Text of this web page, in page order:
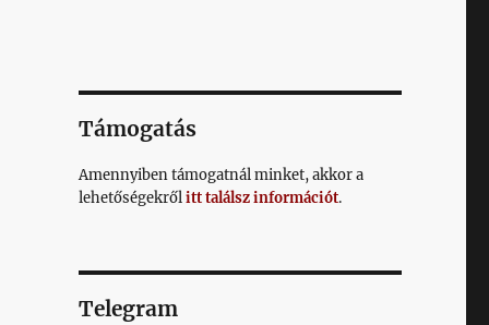
Támogatás
Amennyiben támogatnál minket, akkor a
lehetőségekrőlitt találsz információt.
Telegram